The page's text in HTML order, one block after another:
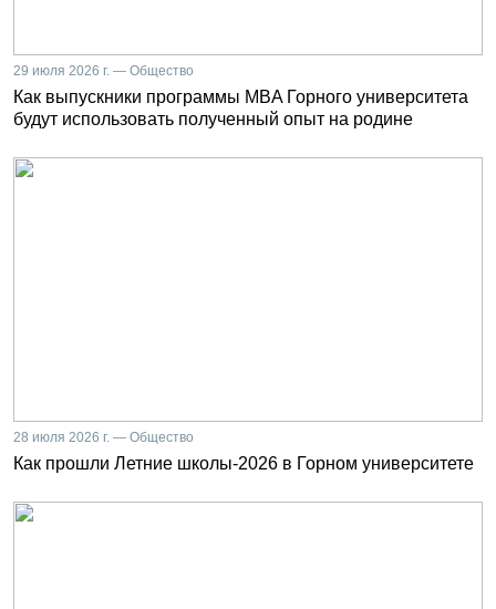
29 июля 2026 г. — Общество
Как выпускники программы MBA Горного университета
будут использовать полученный опыт на родине
28 июля 2026 г. — Общество
Как прошли Летние школы-2026 в Горном университете